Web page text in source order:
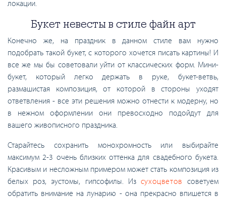
локации.
Букет невесты в стиле файн арт
Конечно же, на праздник в данном стиле вам нужно
подобрать такой букет, с которого хочется писать картины! И
все же мы бы советовали уйти от классических форм. Мини-
букет, который легко держать в руке, букет-ветвь,
размашистая композиция, от которой в стороны уходят
ответвления - все эти решения можно отнести к модерну, но
в нежном оформлении они превосходно подойдут для
вашего живописного праздника.
Старайтесь сохранить монохромность или выбирайте
максимум 2-3 очень близких оттенка для свадебного букета.
Красивым и несложным примером может стать композиция из
белых роз, эустомы, гипсофилы. Из сухоцветов советуем
обратить внимание на лунарию - она прекрасно впишется в